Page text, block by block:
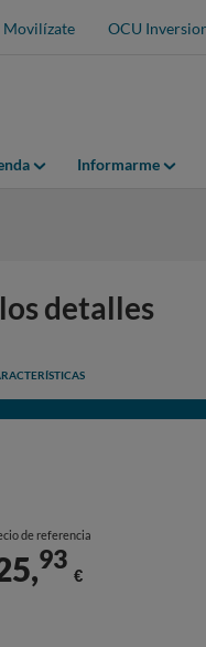
Movilízate OCU
Informarme
detalles
de referencia
93
€